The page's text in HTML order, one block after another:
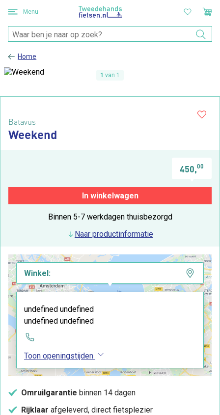
Menu
Home
1 van 1
Batavus
Weekend
450,00
In winkelwagen
Binnen 5-7 werkdagen thuisbezorgd
Naar productinformatie
Winkel:
undefined undefined
undefined undefined
Toon openingstijden
Omruilgarantie binnen 14 dagen
Rijklaar afgeleverd, direct fietsplezier